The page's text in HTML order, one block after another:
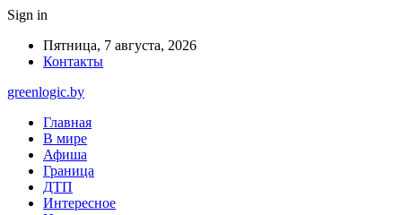
Sign in
Пятница, 7 августа, 2026
Контакты
greenlogic.by
Главная
В мире
Афиша
Граница
ДТП
Интересное